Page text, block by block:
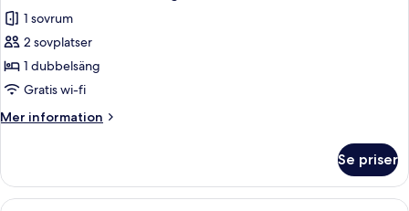
foton
för
Dubbelrum
-
1
dubbelsäng
1 sovrum
2 sovplatser
1 dubbelsäng
Gratis wi-fi
Mer information
Mer
-
Se priser
Ett hotellrum med två sängar, en